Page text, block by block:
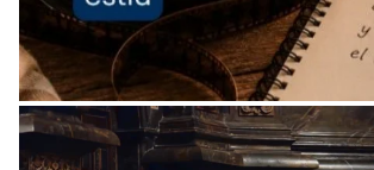
Mons. Sergi Gordo, bisbe de
presidit aquest 27 de juliol la
Santes de Mataró.
🔗tinyurl.com/cvu5jmbk